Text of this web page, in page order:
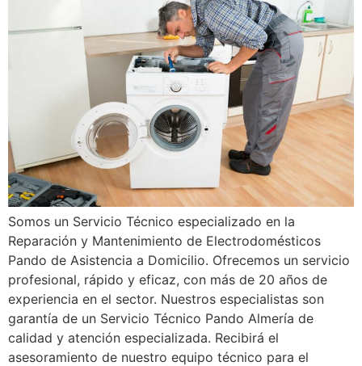
Somos un Servicio Técnico especializado en la
Reparación y Mantenimiento de Electrodomésticos
Pando de Asistencia a Domicilio. Ofrecemos un servicio
profesional, rápido y eficaz, con más de 20 años de
experiencia en el sector. Nuestros especialistas son
garantía de un Servicio Técnico Pando Almería de
calidad y atención especializada. Recibirá el
asesoramiento de nuestro equipo técnico para el